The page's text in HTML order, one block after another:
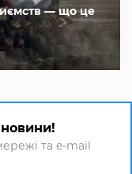
— що це
та e-mail